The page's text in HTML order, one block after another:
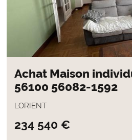
Achat Maison
56100 56082-1592
LORIENT
234 540 €